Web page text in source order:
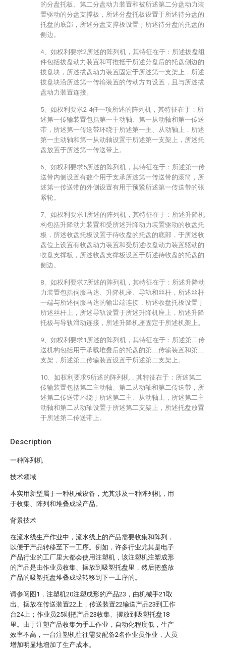
Description
一种阵列机
技术领域
本实用新型属于一种机械设备，尤其涉及一种阵列机，用
于收集、阵列和堆叠成垛产品。
背景技术
在流水线生产作业中，流水线上的产品需要收集和阵列，
以便于产品转移至下一工序。例如，许多行业尤其是电子
产品行业的工厂里大都会使用注塑机，该注塑机注塑成形
的产品是由作业员收集、摆放到吸塑托盘里，然后把盛放
产品的吸塑托盘堆叠成垛转移到下一工序的。
请参阅图1，注塑机20注塑成形的产品23，由机械手21取
出、摆放在传送装置22上，传送装置22输送产品23到工作
台24上；作业员25则把产品23收集、摆放到吸塑托盘18
里。由于注塑产品收集为手工作业，自动化程度低，生产
效率不高，一台注塑机往往需要配备2名作业员作业，人员
增加明显地增加了生产成本。
的分盘托板、第二分盘动力装置和被所述第二分盘动力装
置驱动的分盘支撑板，所述分盘托板设置于所述待分盘的
托盘的底部，所述分盘支撑板设置于所述待分盘的托盘的
侧边。
4、如权利要求2所述的阵列机，其特征在于：所述拔盘组
件包括拔盘动力装置和可推抵于所述分盘后的托盘侧边的
拔盘块，所述拔盘动力装置固定于所述第一支架上，所述
拔盘块沿所述第一传输装置的传动方向设置，且与所述拔
盘动力装置连接。
5、如权利要求2-4任一项所述的阵列机，其特征在于：所
述第一传输装置包括第一主动轴、第一从动轴和第一传送
带，所述第一传送带环绕于所述第一主、从动轴上，所述
第一主动轴和第一从动轴设置于所述第一支架上，所述托
盘放置于所述第一传送带上。
6、如权利要求5所述的阵列机，其特征在于：所述第一传
送带内侧设置有数个用于支承所述第一传送带的滚筒，所
述第一传送带的外侧设置有用于预紧所述第一传送带的张
紧轮。
7、如权利要求1所述的阵列机，其特征在于：所述升降机
构包括升降动力装置和受所述升降动力装置驱动的收盘托
板，所述收盘托板设置于待收盘的托盘的底部，于所述收
盘位上设置有收盘动力装置和受所述收盘动力装置驱动的
收盘支撑板，所述收盘支撑板设置于所述待收盘的托盘的
侧边。
8、如权利要求7所述的阵列机，其特征在于：所述升降动
力装置包括伺服马达、升降机座、导轨和丝杆，所述丝杆
一端与所述伺服马达的输出端连接，所述收盘托板设置于
所述丝杆上，所述导轨设置于所述升降机座上，所述升降
托板与导轨滑动连接，所述升降机座固定于所述机架上。
9、如权利要求1所述的阵列机，其特征在于：所述第二传
送机构包括用于承载堆叠后的托盘的第二传输装置和第二
支架，所述第二传输装置设置于所述第二支架上。
10、如权利要求9所述的阵列机，其特征在于：所述第二
传输装置包括第二主动轴、第二从动轴和第二传送带，所
述第二传送带环绕于所述第二主、从动轴上，所述第二主
动轴和第二从动轴设置于所述第二支架上，所述托盘放置
于所述第二传送带上。